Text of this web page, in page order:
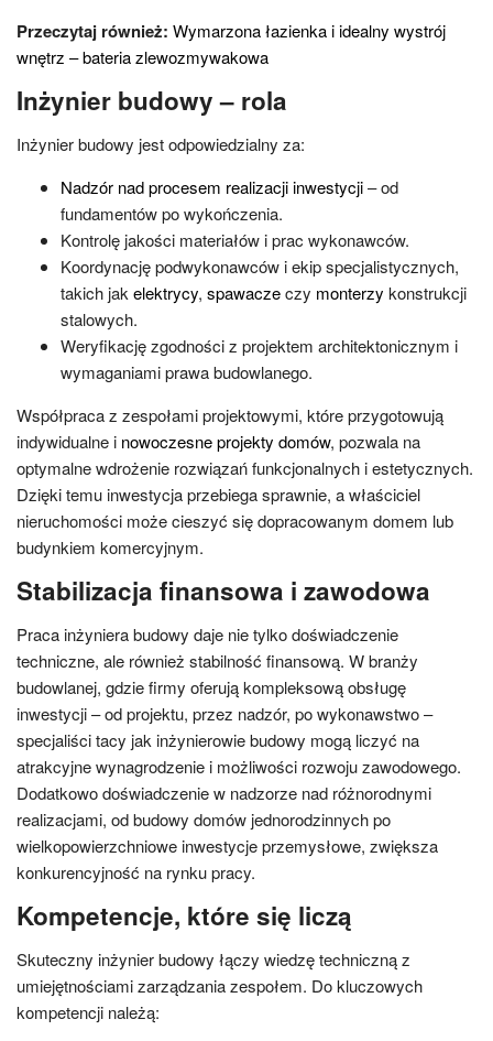
Przeczytaj również: Wymarzona łazienka i idealny wystrój
wnętrz – bateria zlewozmywakowa
Inżynier budowy – rola
Inżynier budowy jest odpowiedzialny za:
Nadzór nad procesem realizacji inwestycji– od
fundamentów po wykończenia.
Kontrolę jakości materiałów i prac wykonawców.
Koordynację podwykonawców i ekip specjalistycznych,
takich jak elektrycy, spawaczeczy monterzy konstrukcji
stalowych.
Weryfikację zgodności z projektem architektonicznym i
wymaganiami prawa budowlanego.
Współpraca z zespołami projektowymi, które przygotowują
indywidualne i nowoczesne projekty domów, pozwala na
optymalne wdrożenie rozwiązań funkcjonalnych i estetycznych.
Dzięki temu inwestycja przebiega sprawnie, a właściciel
nieruchomości może cieszyć się dopracowanym domem lub
budynkiem komercyjnym.
Stabilizacja finansowa i zawodowa
Praca inżyniera budowy daje nie tylko doświadczenie
techniczne, ale również stabilność finansową. W branży
budowlanej, gdzie firmy oferują kompleksową obsługę
inwestycji – od projektu, przez nadzór, po wykonawstwo –
specjaliści tacy jak inżynierowie budowy mogą liczyć na
atrakcyjne wynagrodzenie i możliwości rozwoju zawodowego.
Dodatkowo doświadczenie w nadzorze nad różnorodnymi
realizacjami, od budowy domów jednorodzinnych po
wielkopowierzchniowe inwestycje przemysłowe, zwiększa
konkurencyjność na rynku pracy.
Kompetencje, które się liczą
Skuteczny inżynier budowy łączy wiedzę techniczną z
umiejętnościami zarządzania zespołem. Do kluczowych
kompetencji należą: